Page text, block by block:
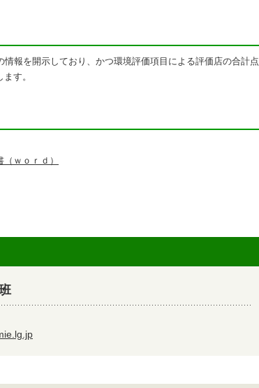
報を開示しており、かつ環境評価項目による評価店の合計点
す。
ｗｏｒｄ）